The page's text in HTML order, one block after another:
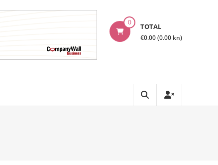
0 TOTAL
€0.00 (0.00 kn)